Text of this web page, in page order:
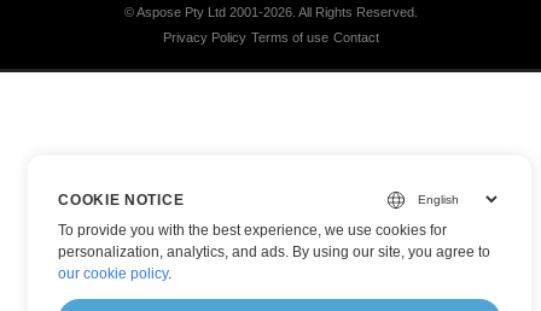
© Aspose Pty Ltd 2001-2026. All Rights Reserved.
Privacy Policy Terms of use Contact
COOKIE NOTICE
To provide you with the best experience, we use cookies for
personalization, analytics, and ads. By using our site, you agree to
our cookie policy.